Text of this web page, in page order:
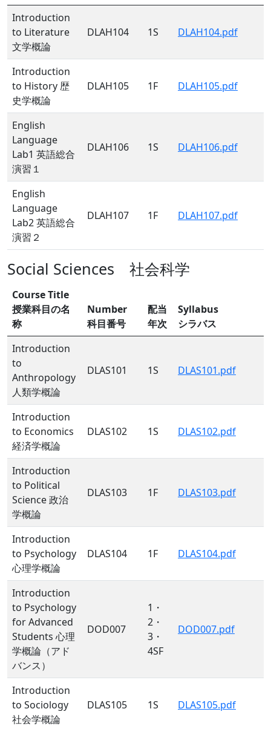
Introduction
to Literature
文学概論
DLAH104 1S DLAH104.pdf
Introduction
to History 歴
史学概論
DLAH105 1F DLAH105.pdf
English
Language
Lab1 英語総合
演習１
DLAH106 1S DLAH106.pdf
English
Language
Lab2 英語総合
演習２
DLAH107 1F DLAH107.pdf
Social Sciences 社会科学
Course Title
授業科目の名
称
Number
科目番号
配当
年次
Syllabus
シラバス
Introduction
to
Anthropology
人類学概論
DLAS101 1S DLAS101.pdf
Introduction
to Economics
経済学概論
DLAS102 1S DLAS102.pdf
Introduction
to Political
Science 政治
学概論
DLAS103 1F DLAS103.pdf
Introduction
to Psychology
心理学概論
DLAS104 1F DLAS104.pdf
Introduction
to Psychology
for Advanced
Students 心理
学概論（アド
バンス）
DOD007
1・
2・
3・
4SF
DOD007.pdf
Introduction
to Sociology
社会学概論
DLAS105 1S DLAS105.pdf